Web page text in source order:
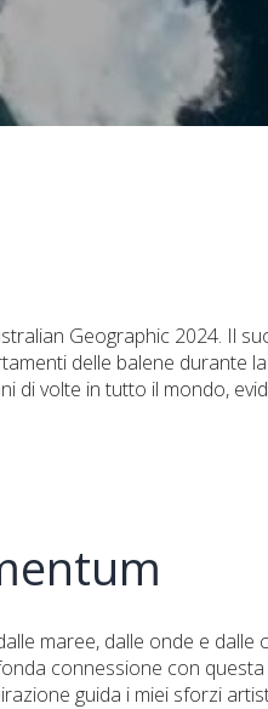
Geographic 2024. Il
delle balene durante
di volte in tutto il mondo,
maree, dalle onde e dalle
connessione con
guida i miei sforzi